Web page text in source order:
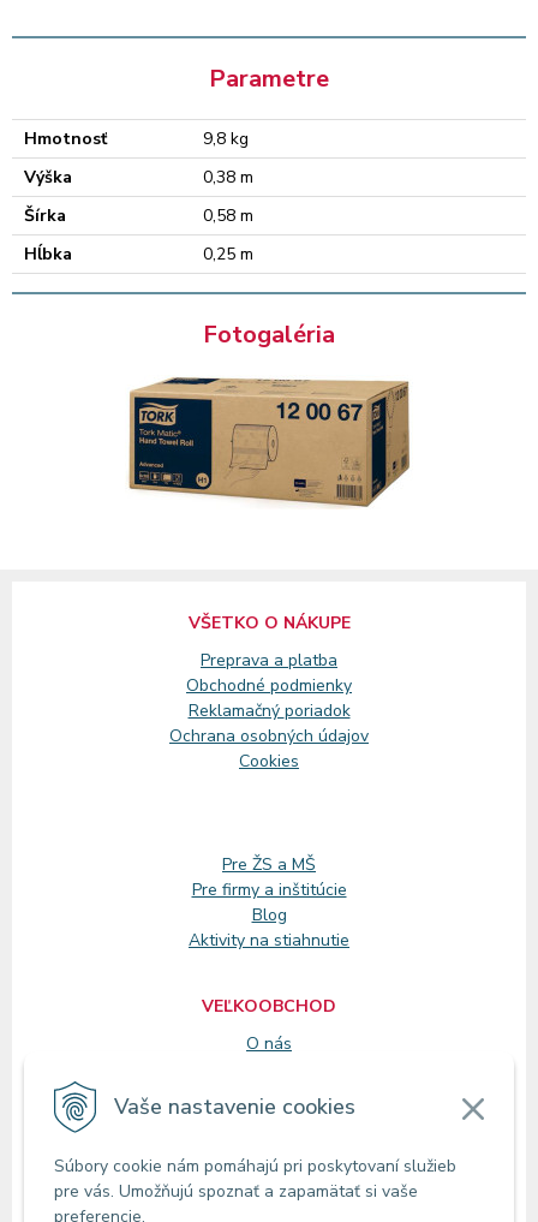
Vaše nastavenie cookies
Súbory cookie nám pomáhajú pri poskytovaní služieb
pre vás. Umožňujú spoznať a zapamätať si vaše
preferencie.
Parametre
Hmotnosť
9,8 kg
Výška
0,38 m
Šírka
0,58 m
Hĺbka
0,25 m
Fotogaléria
VŠETKO O NÁKUPE
Preprava a platba
Obchodné podmienky
Reklamačný poriadok
Ochrana osobných údajov
Cookies
Pre ŽS a MŠ
Pre firmy a inštitúcie
Blog
Aktivity na stiahnutie
VEĽKOOBCHOD
O nás
Zákaznícke oddelenie
Predajne